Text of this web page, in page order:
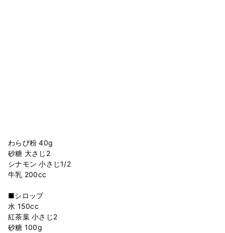
わらび粉 40g
砂糖 大さじ2
シナモン 小さじ1/2
牛乳 200cc
■シロップ
水 150cc
紅茶葉 小さじ2
砂糖 100g